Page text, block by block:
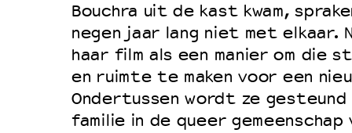
Bouchra uit de kast kwam,
negen jaar lang niet met elkaar.
haar film als een manier om die
en ruimte te maken voor een
Ondertussen wordt ze gesteund
familie in de queer gemeenschap